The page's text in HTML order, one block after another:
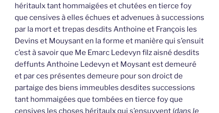
héritaulx tant hommaigées et chutées en tierce foy
que censives à elles échues et advenues à successions
par la mort et trepas desdits Anthoine et François les
Devins et Mouysant en la forme et manière qui s’ensuit
c’est à savoir que Me Emarc Ledevyn filz aisné desdits
deffunts Anthoine Ledevyn et Moysant est demeuré
et par ces présentes demeure pour son droict de
partaige des biens immeubles desdites successions
tant hommaigées que tombées en tierce foy que
censives les choses héritaulx qui s’ensuyvent (dans le